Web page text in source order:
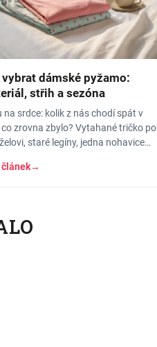
dámské pyžamo:
střih a sezóna
na srdce: kolik z nás chodí spát v
zrovna zbylo? Vytahané tričko po
staré legíny, jedna nohavice
→